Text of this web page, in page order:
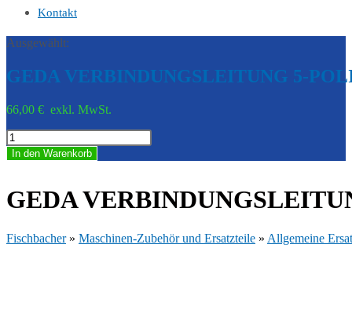
Kontakt
Ausgewählt:
GEDA VERBINDUNGSLEITUNG 5-
66,00 € exkl. MwSt.
GEDA
VERBINDUNGSLEITUNG
5-
-
GED
Menge
In den Warenkorb
GEDA
Fischbacher» Maschinen-Zubehör und Ersatzteile » Allgemeine